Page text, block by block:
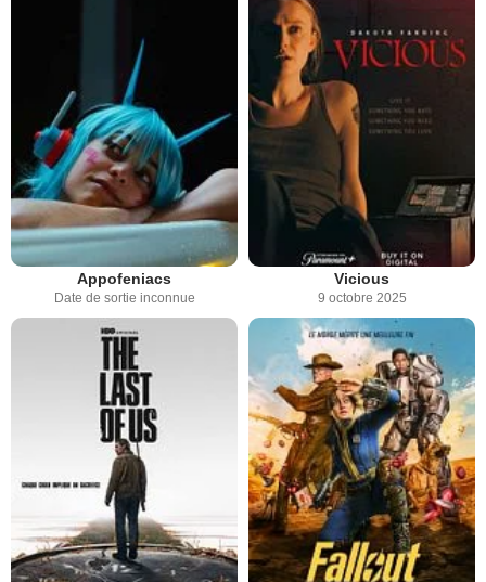
Appofeniacs
Date de sortie inconnue
Vicious
9 octobre 2025